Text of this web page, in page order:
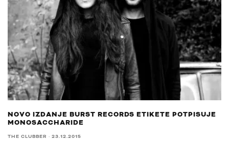
NOVO IZDANJE BURST RECORDS ETIKETE POTPISUJE
MONOSACCHARIDE
THE CLUBBER · 23.12.2015